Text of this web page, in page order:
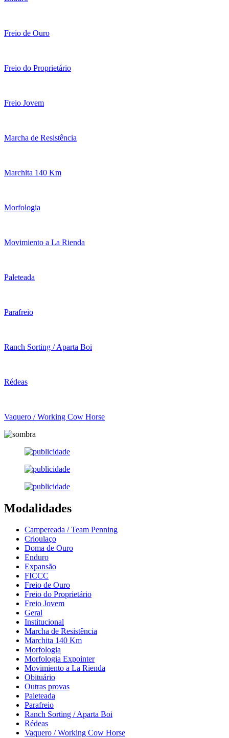
Freio de Ouro
Freio do Proprietário
Freio Jovem
Marcha de Resistência
Marchita 140 Km
Morfologia
Movimiento a La Rienda
Paleteada
Parafreio
Ranch Sorting / Aparta Boi
Rédeas
Vaquero / Working Cow Horse
Modalidades
Campereada / Team Penning
Crioulaço
Doma de Ouro
Enduro
Expansão
FICCC
Freio de Ouro
Freio do Proprietário
Freio Jovem
Geral
Institucional
Marcha de Resistência
Marchita 140 Km
Morfologia
Morfologia Expointer
Movimiento a La Rienda
Obituário
Outras provas
Paleteada
Parafreio
Ranch Sorting / Aparta Boi
Rédeas
Vaquero / Working Cow Horse